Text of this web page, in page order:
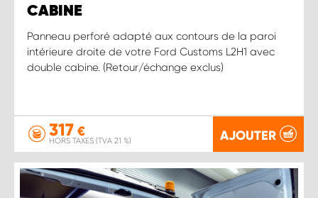
CABINE
Panneau perforé adapté aux contours de la paroi
intérieure droite de votre Ford Customs L2H1 avec
double cabine. (Retour/échange exclus)
317 €
HORS TAXES (TVA 21 %) AJOUTER